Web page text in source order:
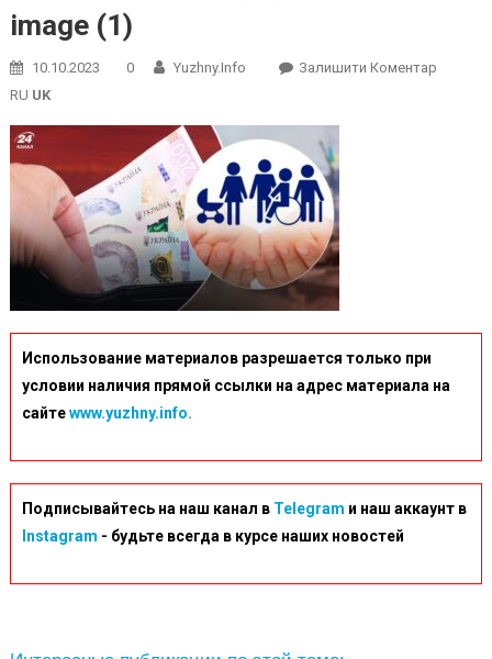
image (1)
10.10.2023 0 Yuzhny.info Залишити КоментарOn
RU UK
Использование материалов разрешается только при
условии наличия прямой ссылки на адрес материала на
сайтеwww.yuzhny.info.
Подписывайтесь на наш канал в Telegram и наш аккаунт в
Instagram - будьте всегда в курсе наших новостей